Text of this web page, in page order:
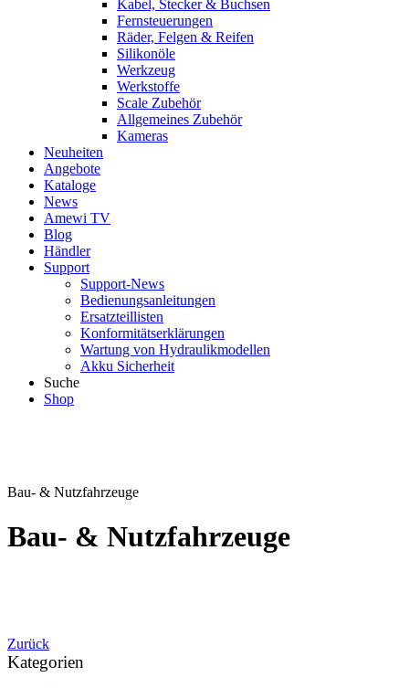
Kabel, Stecker & Buchsen
Fernsteuerungen
Räder, Felgen & Reifen
Silikonöle
Werkzeug
Werkstoffe
Scale Zubehör
Allgemeines Zubehör
Kameras
Neuheiten
Angebote
Kataloge
News
Amewi TV
Blog
Händler
Support
Support-News
Bedienungsanleitungen
Ersatzteillisten
Konformitätserklärungen
Wartung von Hydraulikmodellen
Akku Sicherheit
Suche
Shop
Bau- & Nutzfahrzeuge
Bau- & Nutzfahrzeuge
Zurück
Kategorien